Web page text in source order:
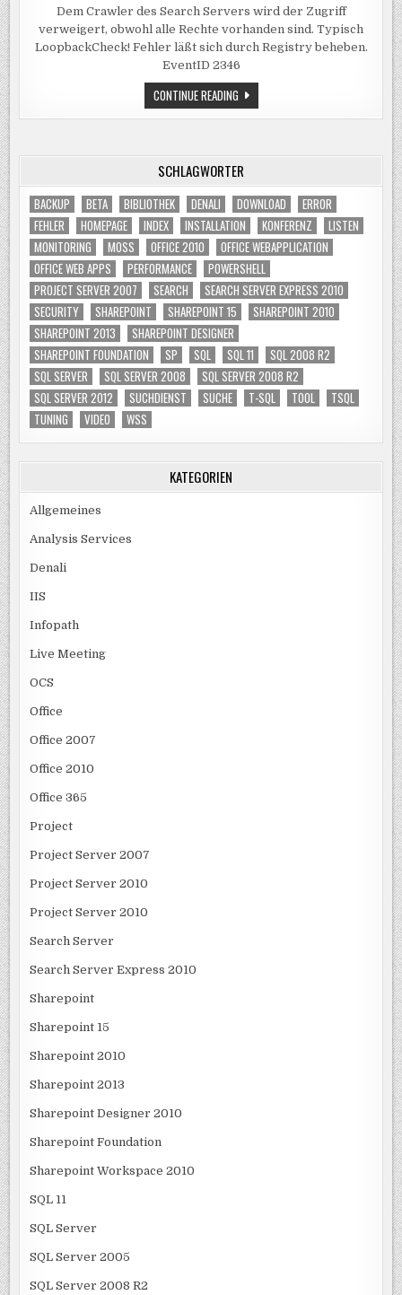
SEARCH
ERROR
EVENTID
2436
Dem Crawler des Search Servers wird der Zugriff
verweigert, obwohl alle Rechte vorhanden sind. Typisch
LoopbackCheck! Fehler läßt sich durch Registry beheben.
EventID 2346
CONTINUE READINGSHAREPOINT
SEARCH
ERROR
SCHLAGWÖRTER
BACKUP BETA BIBLIOTHEK DENALI DOWNLOAD
ERROR
FEHLER
HOMEPAGE INDEX INSTALLATION KONFERENZ
LISTEN
MONITORING
MOSS OFFICE 2010
OFFICE WEBAPPLICATION
OFFICE WEB APPS
PERFORMANCE
POWERSHELL
PROJECT SERVER 2007
SEARCH
SEARCH SERVER EXPRESS 2010
SECURITY
SHAREPOINT SHAREPOINT 15
SHAREPOINT 2010
SHAREPOINT 2013
SHAREPOINT DESIGNER
SHAREPOINT FOUNDATION
SP SQL SQL 11
SQL 2008 R2
SQL SERVER
SQL SERVER 2008
SQL SERVER 2008 R2
SQL SERVER 2012
SUCHDIENST SUCHE T-SQL TOOL
TSQL
TUNING
VIDEO WSS
KATEGORIEN
Allgemeines
Analysis Services
Denali
IIS
Infopath
Live Meeting
OCS
Office
Office 2007
Office 2010
Office 365
Project
Project Server 2007
Project Server 2010
Project Server 2010
Search Server
Search Server Express 2010
Sharepoint
Sharepoint 15
Sharepoint 2010
Sharepoint 2013
Sharepoint Designer 2010
Sharepoint Foundation
Sharepoint Workspace 2010
SQL 11
SQL Server
SQL Server 2005
SQL Server 2008 R2